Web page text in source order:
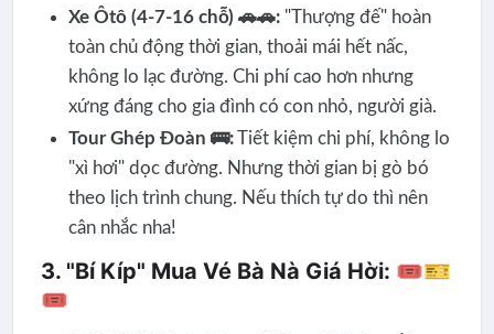
Xe Ôtô (4-7-16 chỗ) 🚗🚗:"Thượng đế" hoàn
toàn chủ động thời gian, thoải mái hết nấc,
không lo lạc đường. Chi phí cao hơn nhưng
xứng đáng cho gia đình có con nhỏ, người già.
Tour Ghép Đoàn 🚌:Tiết kiệm chi phí, không lo
"xì hơi" dọc đường. Nhưng thời gian bị gò bó
theo lịch trình chung. Nếu thích tự do thì nên
cân nhắc nha!
3. "Bí Kíp" Mua Vé Bà Nà Giá Hời: 🎟🎫
🎟